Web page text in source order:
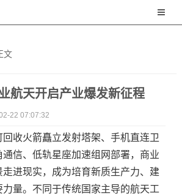
文
航天开启产业爆发新征程
22 07:07:32
火箭矗立发射塔架、手机直连卫
信、低轨星座加速组网部署，商业
进现实，成为培育新质生产力、建
量。不同于传统国家主导的航天工